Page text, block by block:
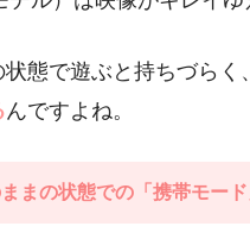
態で遊ぶと持ちづらく
んですよね。
まの状態での「携帯モー